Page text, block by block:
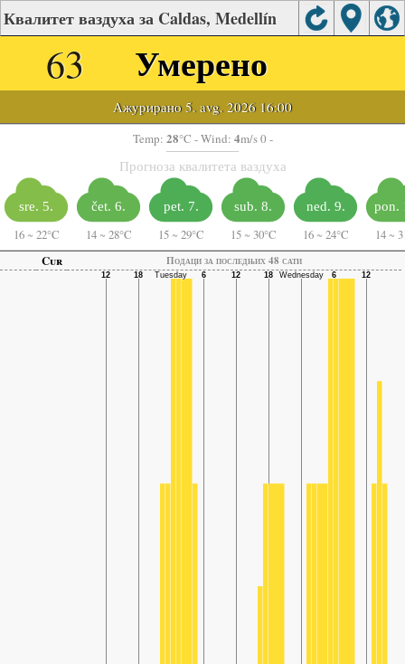
Квалитет ваздуха за Caldas, Medellín
63 Умерено
Ажурирано 5. avg. 2026 16:00
Temp: 28°C - Wind: 4m/s 0 -
Прогноза квалитета ваздуха
sre. 5.
16 ~ 22°C
čet. 6.
14 ~ 28°C
pet. 7.
15 ~ 29°C
sub. 8.
15 ~ 30°C
ned. 9.
16 ~ 24°C
pon.
14 ~
Cur
Подаци за последњих 48 сати